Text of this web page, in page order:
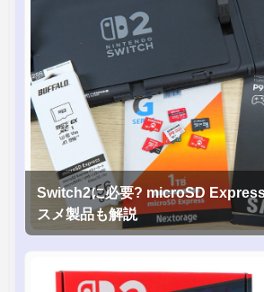
Switch2に必要? microSD
スメ製品も解説